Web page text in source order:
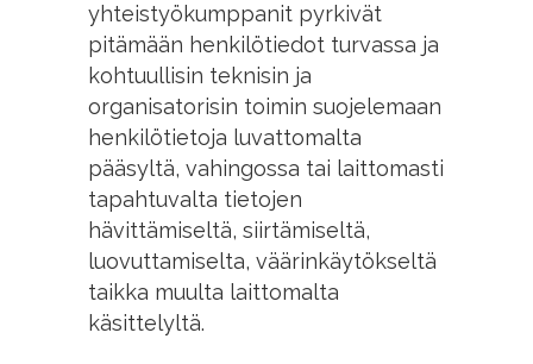
yhteistyökumppanit pyrkivät
pitämään henkilötiedot turvassa ja
kohtuullisin teknisin ja
organisatorisin toimin suojelemaan
henkilötietoja luvattomalta
pääsyltä, vahingossa tai laittomasti
tapahtuvalta tietojen
hävittämiseltä, siirtämiseltä,
luovuttamiselta, väärinkäytökseltä
taikka muulta laittomalta
käsittelyltä.